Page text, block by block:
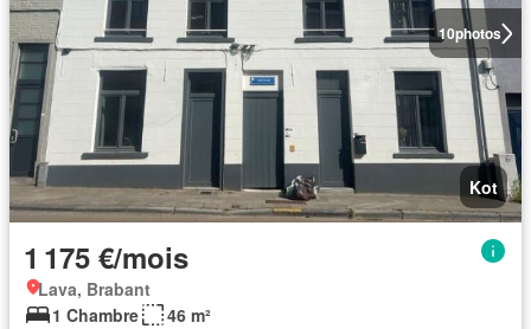
10photos
Kot
1 175 €/mois
Lava, Brabant
1 Chambre
46 m²